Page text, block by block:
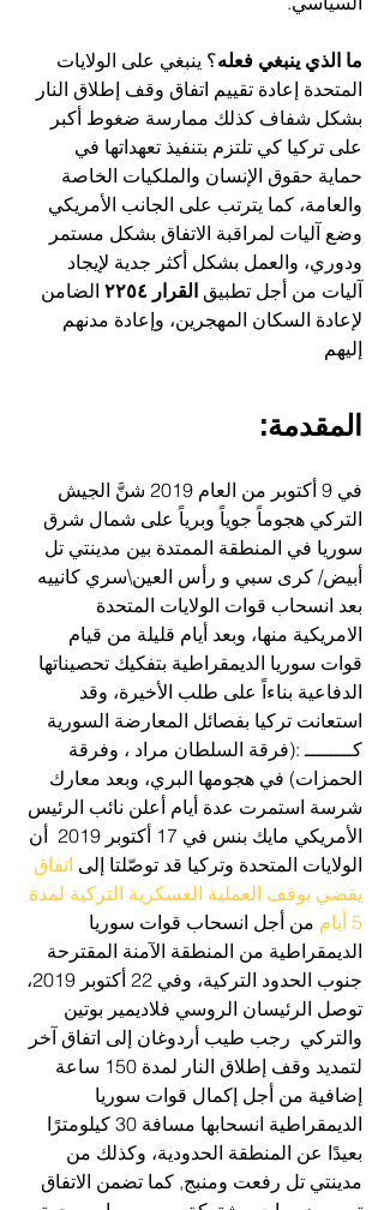
ما الذي ينبغي فعله؟ ينبغي على الولايات
المتحدة إعادة تقييم اتفاق وقف إطلاق النار
بشكل شفاف كذلك ممارسة ضغوط أكبر
على تركيا كي تلتزم بتنفيذ تعهداتها في
حماية حقوق الإنسان والملكيات الخاصة
والعامة، كما يترتب على الجانب الأمريكي
وضع آليات لمراقبة الاتفاق بشكل مستمر
ودوري، والعمل بشكل أكثر جدية لإيجاد
آليات من أجل تطبيق القرار ٢٢٥٤
الضامن
لإعادة السكان المهجرين، وإعادة مدنهم
إليهم
المقدمة:
في 9 أكتوبر من العام 2019 شنَّ الجيش
التركي هجوماً جوياً وبرياً على شمال شرق
سوريا في المنطقة الممتدة بين مدينتي تل
أبيض/ كرى سبي و رأس العين\سري كانييه
بعد انسحاب قوات الولايات المتحدة
الامريكية منها، وبعد أيام قليلة من قيام
قوات سوريا الديمقراطية بتفكيك تحصيناتها
الدفاعية بناءاً على طلب الأخيرة، وقد
استعانت تركيا بفصائل المعارضة السورية
كــــــــ :(فرقة السلطان مراد ، وفرقة
الحمزات) في هجومها البري، وبعد معارك
شرسة استمرت عدة أيام أعلن نائب الرئيس
الأمريكي مايك بنس في 17 أكتوبر 2019  أن
الولايات المتحدة وتركيا قد توصّلتا إلى اتفاق
يقضي بوقف العملية العسكرية التركية لمدة
5 أيام
من أجل انسحاب قوات سوريا
الديمقراطية من المنطقة الآمنة المقترحة
جنوب الحدود التركية، وفي 22 أكتوبر 2019،
توصل الرئيسان الروسي فلاديمير بوتين
والتركي  رجب طيب أردوغان إلى اتفاق آخر
لتمديد وقف إطلاق النار لمدة 150 ساعة
إضافية من أجل إكمال قوات سوريا
الديمقراطية انسحابها مسافة 30 كيلومترًا
بعيدًا عن المنطقة الحدودية، وكذلك من
مدينتي تل رفعت ومنبج, كما تضمن الاتفاق